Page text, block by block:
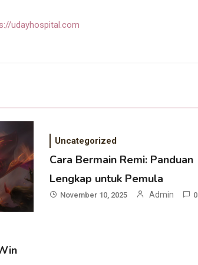
udayhospital.com
Uncategorized
Cara Bermain Remi: Panduan
Lengkap untuk Pemula
November 10, 2025 Admin 0